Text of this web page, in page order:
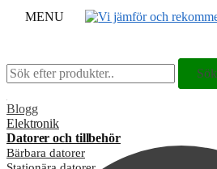
MENU
Sök
efter:
Sök
Blogg
Sök
efter:
Sök
Elektronik
Datorer och tillbehör
Bärbara datorer